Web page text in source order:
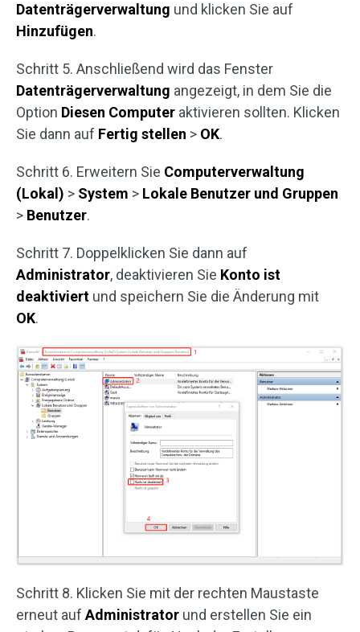
Datenträgerverwaltung und klicken Sie auf
Hinzufügen.
Schritt 5. Anschließend wird das Fenster
Datenträgerverwaltung angezeigt, in dem Sie die
Option Diesen Computer aktivieren sollten. Klicken
Sie dann auf Fertig stellen > OK.
Schritt 6. Erweitern Sie Computerverwaltung
(Lokal) > System > Lokale Benutzer und Gruppen
> Benutzer.
Schritt 7. Doppelklicken Sie dann auf
Administrator, deaktivieren Sie Konto ist
deaktiviert und speichern Sie die Änderung mit
OK.
Schritt 8. Klicken Sie mit der rechten Maustaste
erneut aufAdministrator und erstellen Sie ein